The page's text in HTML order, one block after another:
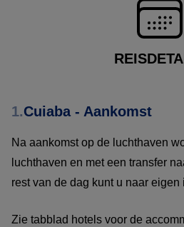
1.Cuiaba - Aankomst
Na aankomst op de luchthaven
luchthaven en met een transfer
rest van de dag kunt u naar eigen
Zie tabblad hotels voor de